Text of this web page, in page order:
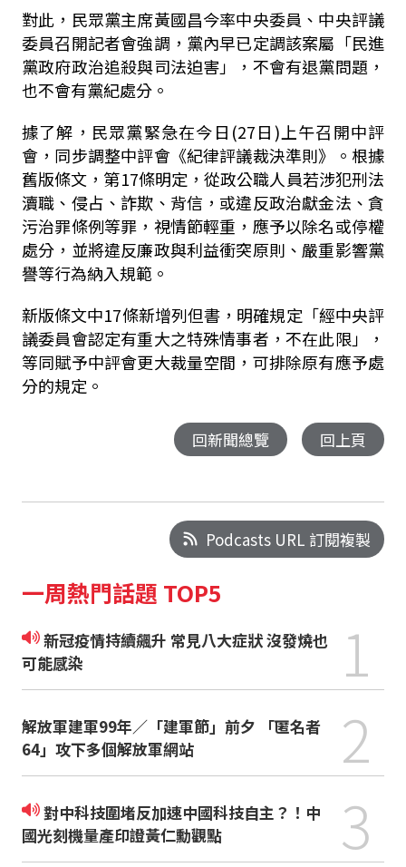
對此，民眾黨主席黃國昌今率中央委員、中央評議
委員召開記者會強調，黨內早已定調該案屬「民進
黨政府政治追殺與司法迫害」，不會有退黨問題，
也不會有黨紀處分。
據了解，民眾黨緊急在今日(27日)上午召開中評
會，同步調整中評會《紀律評議裁決準則》。根據
舊版條文，第17條明定，從政公職人員若涉犯刑法
瀆職、侵占、詐欺、背信，或違反政治獻金法、貪
污治罪條例等罪，視情節輕重，應予以除名或停權
處分，並將違反廉政與利益衝突原則、嚴重影響黨
譽等行為納入規範。
新版條文中17條新增列但書，明確規定「經中央評
議委員會認定有重大之特殊情事者，不在此限」，
等同賦予中評會更大裁量空間，可排除原有應予處
分的規定。
回新聞總覽 回上頁
Podcasts URL 訂閱複製
一周熱門話題 TOP5
新冠疫情持續飆升 常見八大症狀 沒發燒也
可能感染
1
解放軍建軍99年／「建軍節」前夕 「匿名者
64」攻下多個解放軍網站
2
對中科技圍堵反加速中國科技自主？！中
國光刻機量產印證黃仁勳觀點
3